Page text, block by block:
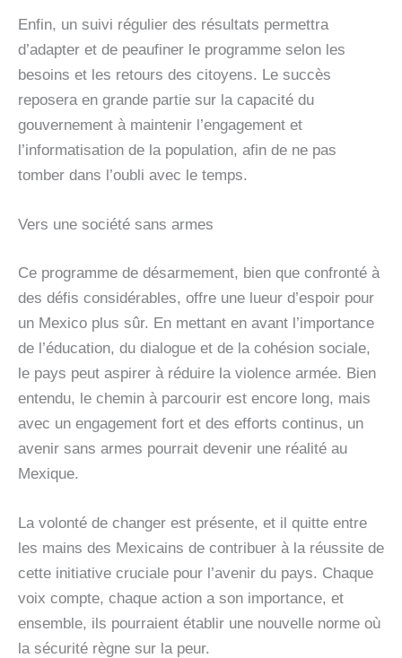
Enfin, un suivi régulier des résultats permettra
d’adapter et de peaufiner le programme selon les
besoins et les retours des citoyens. Le succès
reposera en grande partie sur la capacité du
gouvernement à maintenir l’engagement et
l’informatisation de la population, afin de ne pas
tomber dans l’oubli avec le temps.
Vers une société sans armes
Ce programme de désarmement, bien que confronté à
des défis considérables, offre une lueur d’espoir pour
un Mexico plus sûr. En mettant en avant l’importance
de l’éducation, du dialogue et de la cohésion sociale,
le pays peut aspirer à réduire la violence armée. Bien
entendu, le chemin à parcourir est encore long, mais
avec un engagement fort et des efforts continus, un
avenir sans armes pourrait devenir une réalité au
Mexique.
La volonté de changer est présente, et il quitte entre
les mains des Mexicains de contribuer à la réussite de
cette initiative cruciale pour l’avenir du pays. Chaque
voix compte, chaque action a son importance, et
ensemble, ils pourraient établir une nouvelle norme où
la sécurité règne sur la peur.